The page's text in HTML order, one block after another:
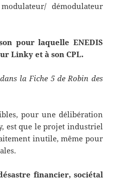
démodulateur
pour laquelle ENEDIS
Linky et à son CPL.
la Fiche 5 de Robin des
pour une délibération
est que le projet industriel
inutile, même pour
financier, sociétal